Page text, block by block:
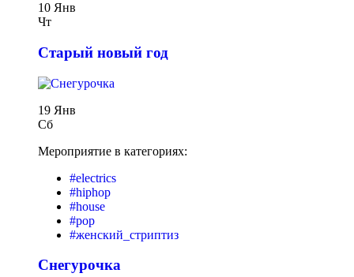
10 Янв
Чт
Старый новый год
19 Янв
Сб
Мероприятие в категориях:
#electrics
#hiphop
#house
#pop
#женский_стриптиз
Снегурочка